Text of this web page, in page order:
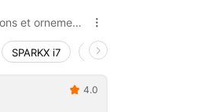
Décorations et ornements pour la maison 
SPARKX i7 Creality Hi
 4.0